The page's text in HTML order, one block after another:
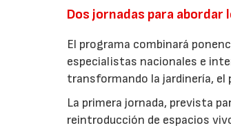
Dos jornadas para
El programa combinará
especialistas nacionales e
transformando la jardinería, el
La primera jornada, prevista
reintroducción de espacios